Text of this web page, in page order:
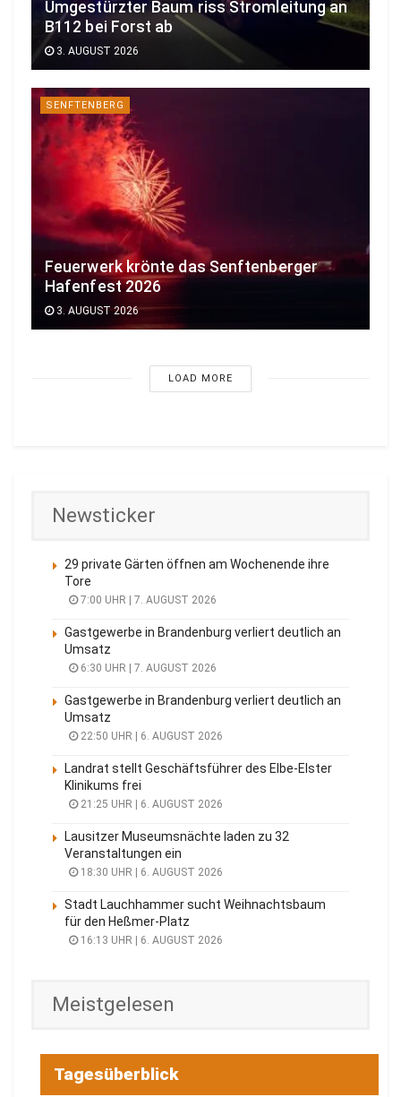
Umgestürzter Baum riss Stromleitung an
B112 bei Forst ab
3. AUGUST 2026
SENFTENBERG
Feuerwerk krönte das Senftenberger
Hafenfest 2026
3. AUGUST 2026
LOAD MORE
Newsticker
29 private Gärten öffnen am Wochenende ihre
Tore
7:00 UHR | 7. AUGUST 2026
Gastgewerbe in Brandenburg verliert deutlich an
Umsatz
6:30 UHR | 7. AUGUST 2026
Gastgewerbe in Brandenburg verliert deutlich an
Umsatz
22:50 UHR | 6. AUGUST 2026
Landrat stellt Geschäftsführer des Elbe-Elster
Klinikums frei
21:25 UHR | 6. AUGUST 2026
Lausitzer Museumsnächte laden zu 32
Veranstaltungen ein
18:30 UHR | 6. AUGUST 2026
Stadt Lauchhammer sucht Weihnachtsbaum
für den Heßmer-Platz
16:13 UHR | 6. AUGUST 2026
Meistgelesen
Tagesüberblick